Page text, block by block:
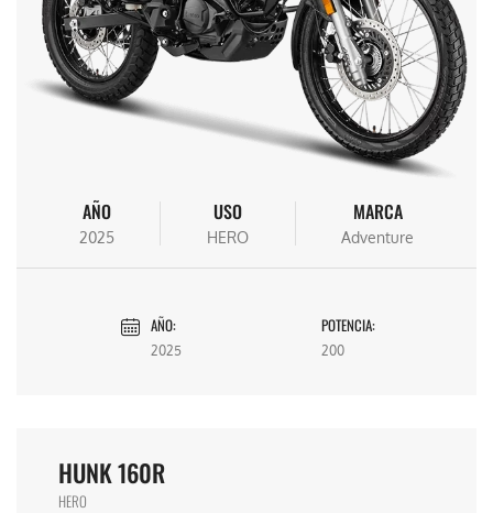
AÑO
2025
USO
HERO
MARCA
Adventure
AÑO:
2025
POTENCIA:
200
HUNK 160R
HERO